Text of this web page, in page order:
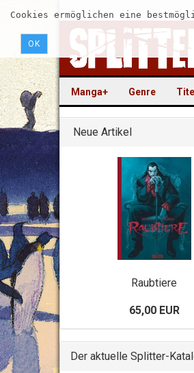
Cookies ermöglichen eine
OK
Manga+ Genre
Neue Artikel
Raubtiere
65,00 EUR
Der aktuelle Splitter-